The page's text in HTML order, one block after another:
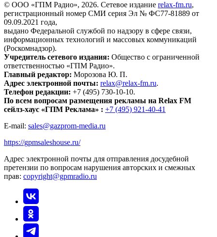
© ООО «ГПМ Радио», 2026. Сетевое издание relax-fm.ru,
регистрационный номер СМИ серия Эл № ФС77-81889 от
09.09.2021 года,
выдано Федеральной службой по надзору в сфере связи,
информационных технологий и массовых коммуникаций
(Роскомнадзор).
Учредитель сетевого издания: Общество с ограниченной
ответственностью «ГПМ Радио».
Главный редактор: Морозова Ю. П.
Адрес электронной почты: relax@relax-fm.ru.
Телефон редакции: +7 (495) 730-10-10.
По всем вопросам размещения рекламы на Relax FM
сейлз-хаус «ГПМ Реклама» : +7 (495) 921-40-41
E-mail: sales@gazprom-media.ru
https://gpmsaleshouse.ru/
Адрес электронной почты для отправления досудебной
претензии по вопросам нарушения авторских и смежных
прав: copyright@gpmradio.ru